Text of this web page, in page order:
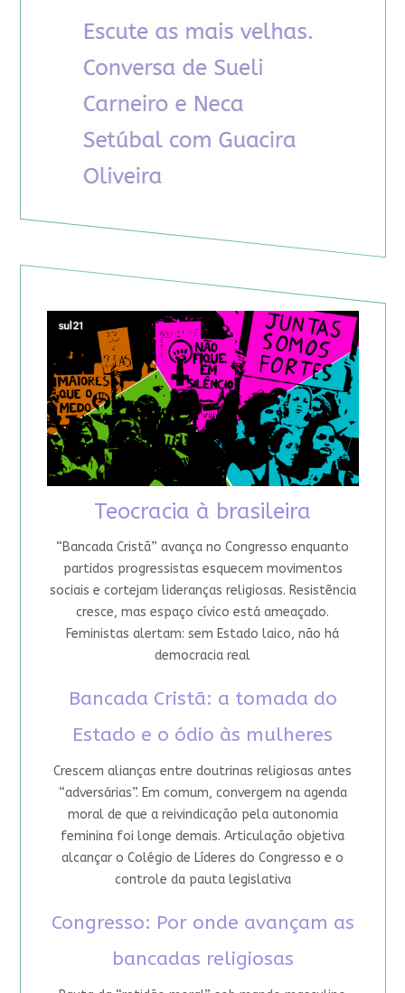
Teocracia à brasileira
“Bancada Cristã” avança no Congresso enquanto
partidos progressistas esquecem movimentos
sociais e cortejam lideranças religiosas. Resistência
cresce, mas espaço cívico está ameaçado.
Feministas alertam: sem Estado laico, não há
democracia real
Bancada Cristã: a tomada do
Estado e o ódio às mulheres
Crescem alianças entre doutrinas religiosas antes
“adversárias”. Em comum, convergem na agenda
moral de que a reivindicação pela autonomia
feminina foi longe demais. Articulação objetiva
alcançar o Colégio de Líderes do Congresso e o
controle da pauta legislativa
Congresso: Por onde avançam as
bancadas religiosas